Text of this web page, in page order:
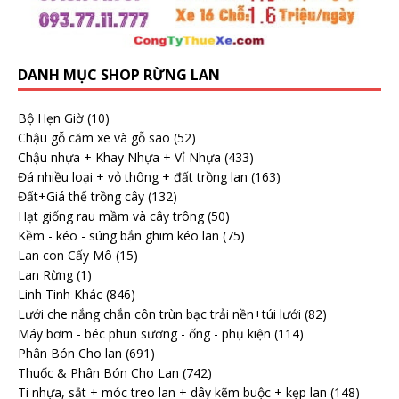
DANH MỤC SHOP RỪNG LAN
Bộ Hẹn Giờ (10)
Chậu gỗ căm xe và gỗ sao (52)
Chậu nhựa + Khay Nhựa + Vỉ Nhựa (433)
Đá nhiều loại + vỏ thông + đất trồng lan (163)
Đất+Giá thể trồng cây (132)
Hạt giống rau mầm và cây trông (50)
Kềm - kéo - súng bắn ghim kéo lan (75)
Lan con Cấy Mô (15)
Lan Rừng (1)
Linh Tinh Khác (846)
Lưới che nắng chắn côn trùn bạc trải nền+túi lưới (82)
Máy bơm - béc phun sương - ống - phụ kiện (114)
Phân Bón Cho lan (691)
Thuốc & Phân Bón Cho Lan (742)
Ti nhựa, sắt + móc treo lan + dây kẽm buộc + kẹp lan (148)